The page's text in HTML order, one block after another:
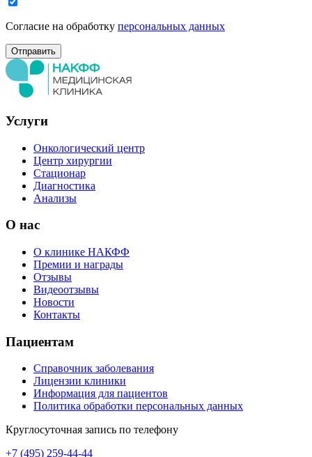
Согласие на обработку персональных данных
Услуги
Онкологический центр
Центр хирургии
Стационар
Диагностика
Анализы
О нас
О клинике НАКФФ
Премии и награды
Отзывы
Видеоотзывы
Новости
Контакты
Пациентам
Справочник заболевания
Лицензии клиники
Информация для пациентов
Политика обработки персональных данных
Круглосуточная запись по телефону
+7 (495) 259-44-44